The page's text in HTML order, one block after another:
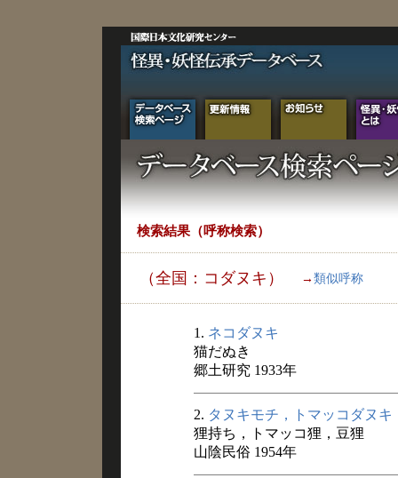
検索結果（呼称検索）
（全国：コダヌキ） → 類似呼称
1. ネコダヌキ
猫だぬき
郷土研究 1933年
2. タヌキモチ，トマッコダヌキ
狸持ち，トマッコ狸，豆狸
山陰民俗 1954年